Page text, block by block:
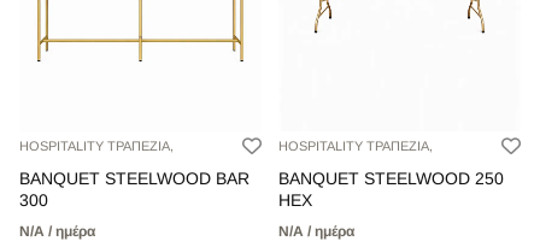
HOSPITALITY ΤΡΑΠΕΖΙΑ,
BANQUET STEELWOOD BAR
300
Ν/Α / ημέρα
HOSPITALITY ΤΡΑΠΕΖΙΑ,
BANQUET STEELWOOD 250
HEX
Ν/Α / ημέρα